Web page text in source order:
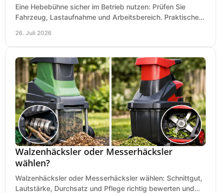
Eine Hebebühne sicher im Betrieb nutzen: Prüfen Sie
Fahrzeug, Lastaufnahme und Arbeitsbereich. Praktische
26. Juli 2026
Walzenhäcksler oder Messerhäcksler
wählen?
Walzenhäcksler oder Messerhäcksler wählen: Schnittgut,
Lautstärke, Durchsatz und Pflege richtig bewerten und